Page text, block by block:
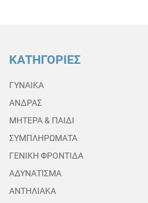
ΚΑΤΗΓΟΡΙΕΣ
ΓΥΝΑΙΚΑ
ΑΝΔΡΑΣ
ΜΗΤΕΡΑ & ΠΑΙΔΙ
ΣΥΜΠΛΗΡΩΜΑΤΑ
ΓΕΝΙΚΗ ΦΡΟΝΤΙΔΑ
ΑΔΥΝΑΤΙΣΜΑ
ΑΝΤΗΛΙΑΚΑ